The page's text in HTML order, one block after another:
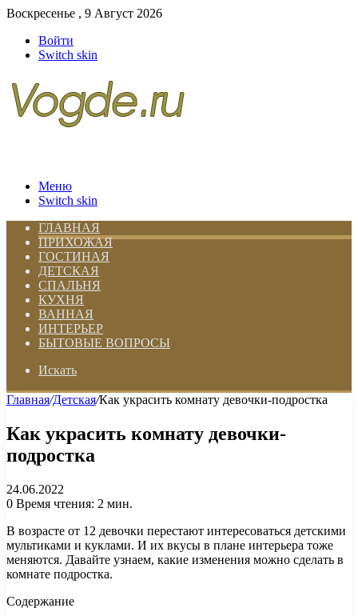
Воскресенье , 9 Август 2026
Войти
Switch skin
Меню
Switch skin
ГЛАВНАЯ
ПРИХОЖАЯ
ГОСТИНАЯ
ДЕТСКАЯ
СПАЛЬНЯ
КУХНЯ
ВАННАЯ
ИНТЕРЬЕР
БЫТОВЫЕ ВОПРОСЫ
Искать
Главная/Детская/Как украсить комнату девочки-подростка
Как украсить комнату девочки-
подростка
24.06.2022
0 Время чтения: 2 мин.
В возрасте от 12 девочки перестают интересоваться детскими
мультиками и куклами. И их вкусы в плане интерьера тоже
меняются. Давайте узнаем, какие изменения можно сделать в
комнате подростка.
Содержание